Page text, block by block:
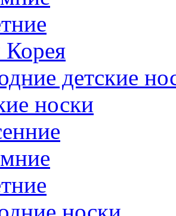
детские
носки